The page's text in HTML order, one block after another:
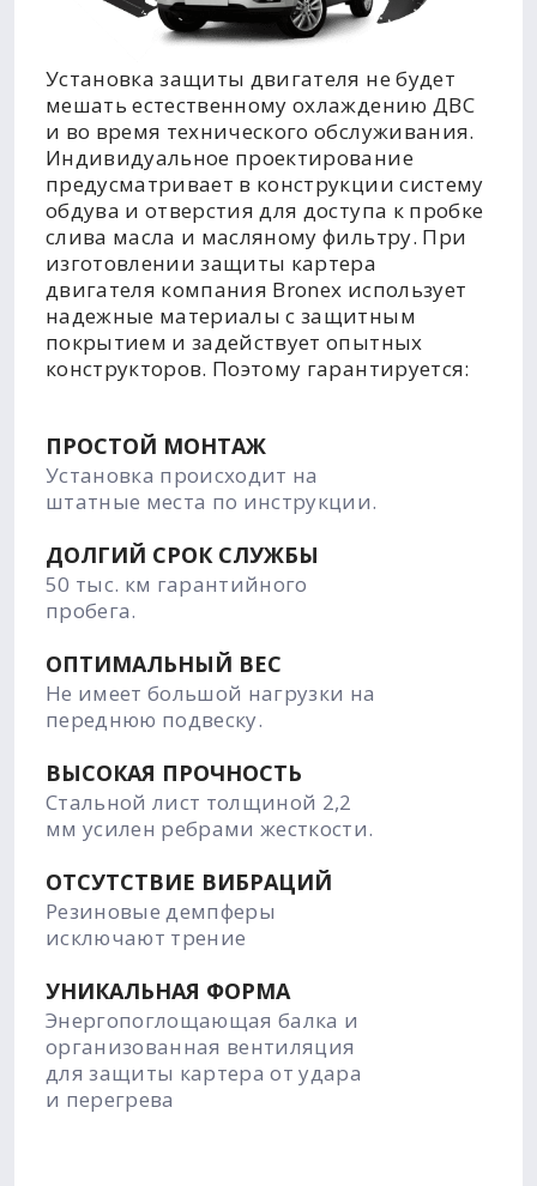
Установка защиты двигателя не будет
мешать естественному охлаждению ДВС
и во время технического обслуживания.
Индивидуальное проектирование
предусматривает в конструкции систему
обдува и отверстия для доступа к пробке
слива масла и масляному фильтру. При
изготовлении защиты картера
двигателя компания Bronex использует
надежные материалы с защитным
покрытием и задействует опытных
конструкторов. Поэтому гарантируется:
ПРОСТОЙ МОНТАЖ
Установка происходит на
штатные места по инструкции.
ДОЛГИЙ СРОК СЛУЖБЫ
50 тыс. км гарантийного
пробега.
ОПТИМАЛЬНЫЙ ВЕС
Не имеет большой нагрузки на
переднюю подвеску.
ВЫСОКАЯ ПРОЧНОСТЬ
Стальной лист толщиной 2,2
мм усилен ребрами жесткости.
ОТСУТСТВИЕ ВИБРАЦИЙ
Резиновые демпферы
исключают трение
УНИКАЛЬНАЯ ФОРМА
Энергопоглощающая балка и
организованная вентиляция
для защиты картера от удара
и перегрева